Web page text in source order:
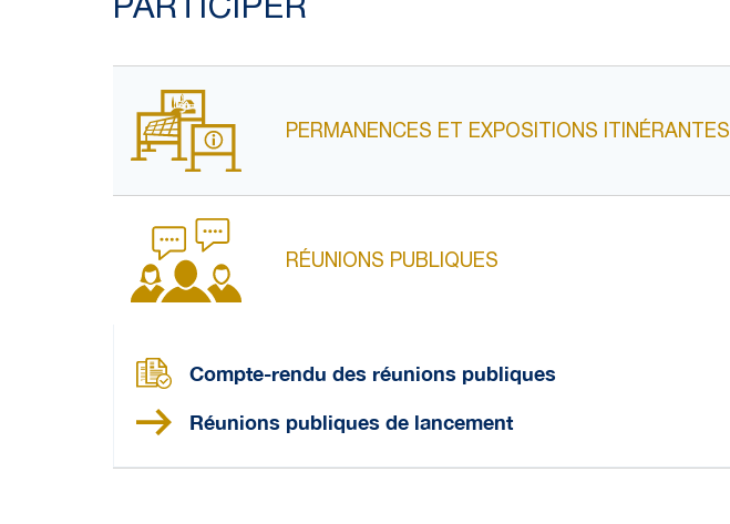
PERMANENCES ET EXPOSITIONS ITINÉRANTES
RÉUNIONS PUBLIQUES
Compte-rendu des réunions publiques
Réunions publiques de lancement